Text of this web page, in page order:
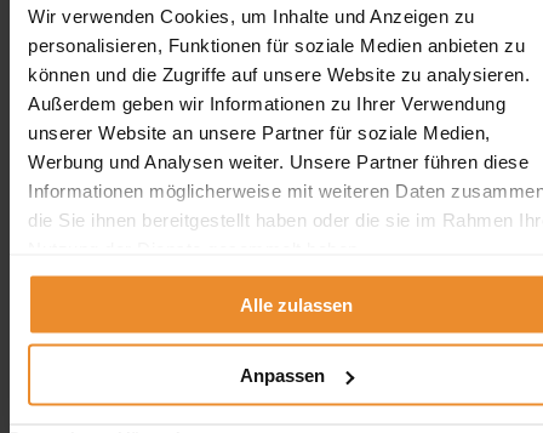
Wir verwenden Cookies, um Inhalte und Anzeigen zu
personalisieren, Funktionen für soziale Medien anbieten zu
können und die Zugriffe auf unsere Website zu analysieren.
Außerdem geben wir Informationen zu Ihrer Verwendung
unserer Website an unsere Partner für soziale Medien,
Werbung und Analysen weiter. Unsere Partner führen diese
Informationen möglicherweise mit weiteren Daten
die Sie ihnen bereitgestellt haben oder die sie im Rahmen
Alle zulassen
Anpassen
Aufgrund Ihrer Datenschutzeinstellungen können wir Ihnen
unsere ProvenExpert Bewertungen hier leider nicht anzeigen.
Klicken Sie hier um Ihre Einstellungen zu bearbeiten.